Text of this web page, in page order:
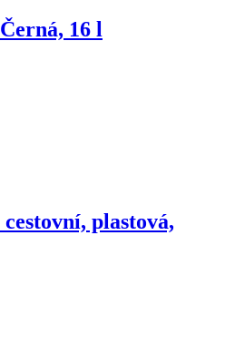
Černá, 16 l
plastová,